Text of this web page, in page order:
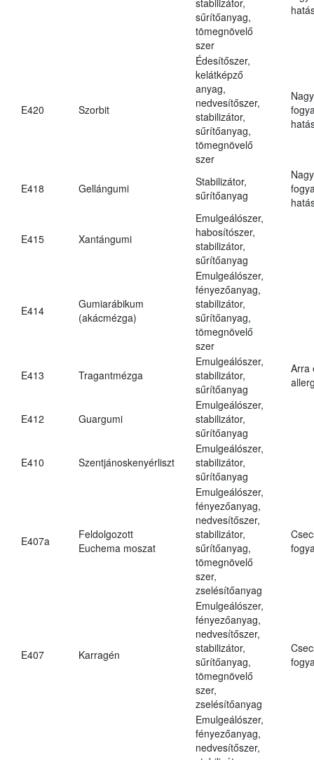
sűrítőanyag,
tömegnövelő
szer
E420 Szorbit
Édesítőszer,
kelátképző
anyag,
nedvesítőszer,
stabilizátor,
sűrítőanyag,
tömegnövelő
szer
E418 Gellángumi
Stabilizátor,
sűrítőanyag
E415 Xantángumi
Emulgeálószer,
habosítószer,
stabilizátor,
sűrítőanyag
E414
Gumiarábikum
(akácmézga)
Emulgeálószer,
fényezőanyag,
stabilizátor,
sűrítőanyag,
tömegnövelő
szer
E413 Tragantmézga
Emulgeálószer,
stabilizátor,
sűrítőanyag
Arra
E412 Guargumi
Emulgeálószer,
stabilizátor,
sűrítőanyag
E410 Szentjánoskenyérliszt
Emulgeálószer,
stabilizátor,
sűrítőanyag
E407a
Feldolgozott
Euchema moszat
Emulgeálószer,
fényezőanyag,
nedvesítőszer,
stabilizátor,
sűrítőanyag,
tömegnövelő
szer,
zselésítőanyag
E407 Karragén
Emulgeálószer,
fényezőanyag,
nedvesítőszer,
stabilizátor,
sűrítőanyag,
tömegnövelő
szer,
zselésítőanyag
Emulgeálószer,
fényezőanyag,
nedvesítőszer,